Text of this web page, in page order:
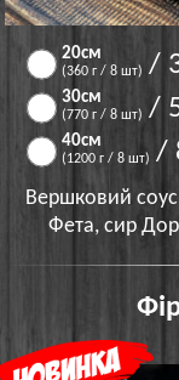
20см
(360 г / 8 шт) /
30см
(770 г / 8 шт) /
40см
(1200 г / 8 шт) /
Вершковий
Фета, сир